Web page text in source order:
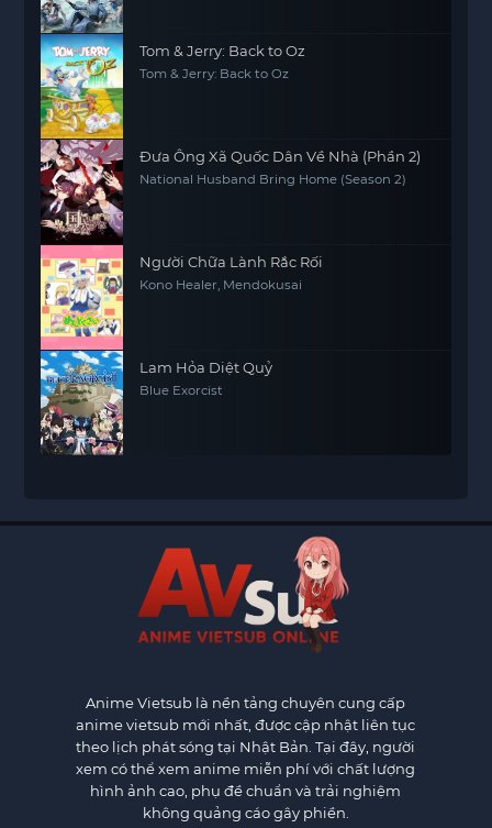
Tom & Jerry: Back to Oz
Tom & Jerry: Back to Oz
Đưa Ông Xã Quốc Dân Về Nhà (Phần 2)
National Husband Bring Home (Season 2)
Người Chữa Lành Rắc Rối
Kono Healer, Mendokusai
Lam Hỏa Diệt Quỷ
Blue Exorcist
Anime Vietsub là nền tảng chuyên cung cấp
anime vietsub mới nhất, được cập nhật liên tục
theo lịch phát sóng tại Nhật Bản. Tại đây, người
xem có thể xem anime miễn phí với chất lượng
hình ảnh cao, phụ đề chuẩn và trải nghiệm
không quảng cáo gây phiền.